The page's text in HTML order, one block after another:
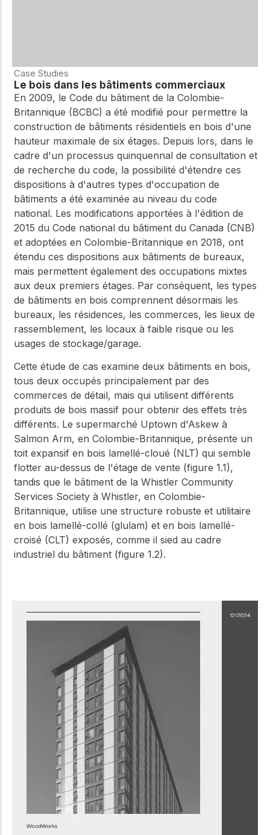
du bois
Connectez-vous avec
des professionnels et
explorez des idées de
pointe qui stimulent
l'innovation dans la
construction en bois et
la durabilité.
Case Studies
Le bois dans les bâtiments commerciaux
En 2009, le Code du bâtiment de la Colombie-
Britannique (BCBC) a été modifié pour permettre la
construction de bâtiments résidentiels en bois d'une
hauteur maximale de six étages. Depuis lors, dans le
cadre d'un processus quinquennal de consultation et
de recherche du code, la possibilité d'étendre ces
dispositions à d'autres types d'occupation de
bâtiments a été examinée au niveau du code
national. Les modifications apportées à l'édition de
2015 du Code national du bâtiment du Canada (CNB)
et adoptées en Colombie-Britannique en 2018, ont
étendu ces dispositions aux bâtiments de bureaux,
mais permettent également des occupations mixtes
aux deux premiers étages. Par conséquent, les types
de bâtiments en bois comprennent désormais les
bureaux, les résidences, les commerces, les lieux de
rassemblement, les locaux à faible risque ou les
usages de stockage/garage.
Cette étude de cas examine deux bâtiments en bois,
tous deux occupés principalement par des
commerces de détail, mais qui utilisent différents
produits de bois massif pour obtenir des effets très
différents. Le supermarché Uptown d'Askew à
Salmon Arm, en Colombie-Britannique, présente un
toit expansif en bois lamellé-cloué (NLT) qui semble
flotter au-dessus de l'étage de vente (figure 1.1),
tandis que le bâtiment de la Whistler Community
Services Society à Whistler, en Colombie-
Britannique, utilise une structure robuste et utilitaire
en bois lamellé-collé (glulam) et en bois lamellé-
croisé (CLT) exposés, comme il sied au cadre
industriel du bâtiment (figure 1.2).